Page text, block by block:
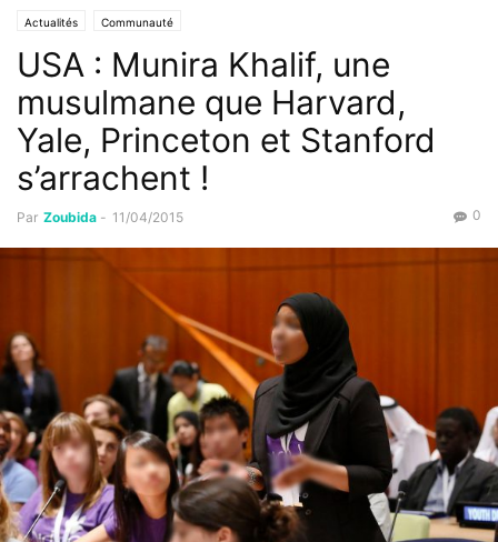
Actualités Communauté
USA : Munira Khalif, une
musulmane que Harvard,
Yale, Princeton et Stanford
s’arrachent !
Par Zoubida - 11/04/2015 0